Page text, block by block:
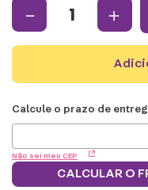
＋
－
Não sei meu CEP
CALCULAR O